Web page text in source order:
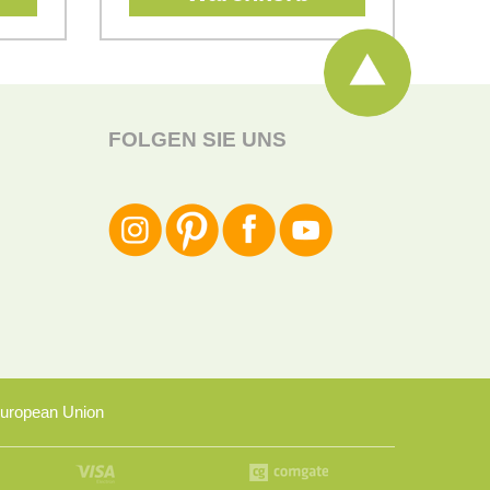
FOLGEN SIE UNS
Union